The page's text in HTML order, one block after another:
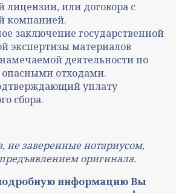
лицензии, или договора с
компанией.
заключение государственной
экспертизы материалов
деятельности по
отходами.
уплату
сбора.
не заверенные нотариусом,
оригинала.
информацию Вы